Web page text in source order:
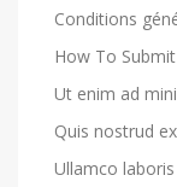
Conditions
How To
Ut enim ad
Quis nostrud
Ullamco